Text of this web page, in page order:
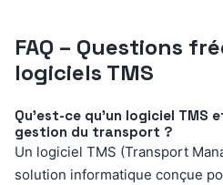
FAQ – Questions
logiciels TMS
Qu’est-ce qu’un logiciel TMS
gestion du transport ?
Un logiciel TMS (Transport
solution informatique conçue